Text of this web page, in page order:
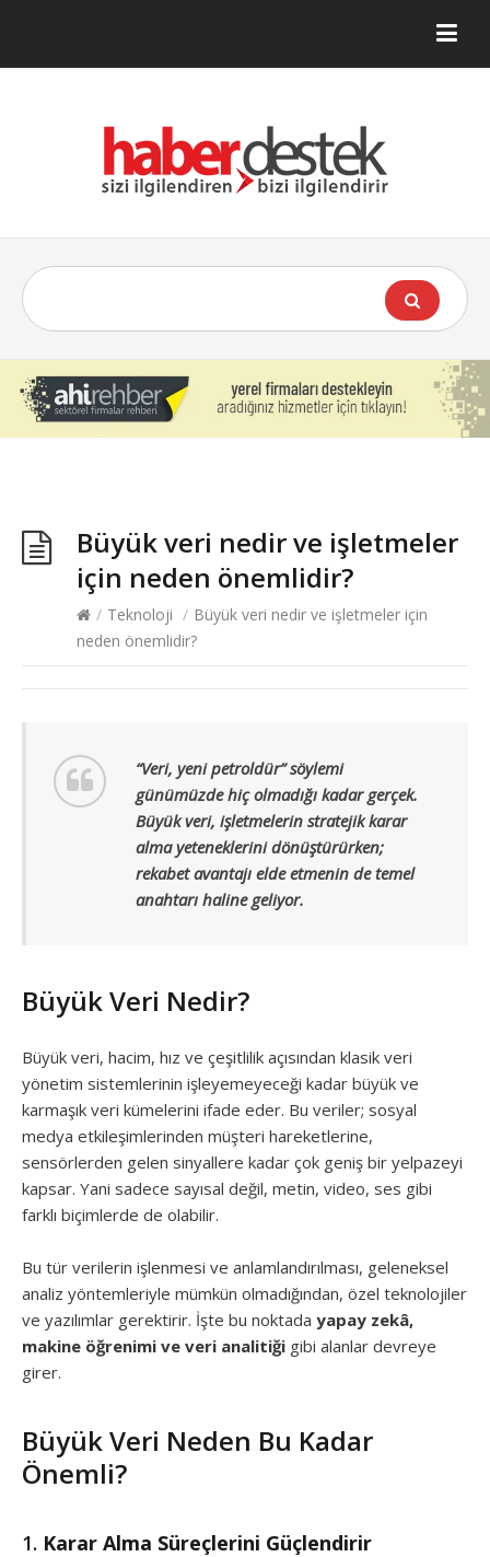
Büyük veri nedir ve işletmeler
için neden önemlidir?
/ Teknoloji / Büyük veri nedir ve işletmeler için
neden önemlidir?
“Veri, yeni petroldür” söylemi
günümüzde hiç olmadığı kadar gerçek.
Büyük veri, işletmelerin stratejik karar
alma yeteneklerini dönüştürürken;
rekabet avantajı elde etmenin de temel
anahtarı haline geliyor.
Büyük Veri Nedir?
Büyük veri, hacim, hız ve çeşitlilik açısından klasik veri
yönetim sistemlerinin işleyemeyeceği kadar büyük ve
karmaşık veri kümelerini ifade eder. Bu veriler; sosyal
medya etkileşimlerinden müşteri hareketlerine,
sensörlerden gelen sinyallere kadar çok geniş bir yelpazeyi
kapsar. Yani sadece sayısal değil, metin, video, ses gibi
farklı biçimlerde de olabilir.
Bu tür verilerin işlenmesi ve anlamlandırılması, geleneksel
analiz yöntemleriyle mümkün olmadığından, özel teknolojiler
ve yazılımlar gerektirir. İşte bu noktada yapay zekâ,
makine öğrenimi ve veri analitiği gibi alanlar devreye
girer.
Büyük Veri Neden Bu Kadar
Önemli?
1. Karar Alma Süreçlerini Güçlendirir